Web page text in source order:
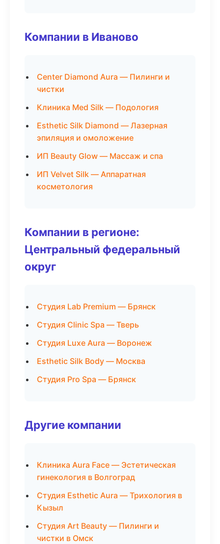
Компании в Иваново
Center Diamond Aura — Пилинги и
чистки
Клиника Med Silk — Подология
Esthetic Silk Diamond — Лазерная
эпиляция и омоложение
ИП Beauty Glow — Массаж и спа
ИП Velvet Silk — Аппаратная
косметология
Компании в регионе:
Центральный федеральный
округ
Студия Lab Premium — Брянск
Студия Clinic Spa — Тверь
Студия Luxe Aura — Воронеж
Esthetic Silk Body — Москва
Студия Pro Spa — Брянск
Другие компании
Клиника Aura Face — Эстетическая
гинекология в Волгоград
Студия Esthetic Aura — Трихология в
Кызыл
Студия Art Beauty — Пилинги и
чистки в Омск